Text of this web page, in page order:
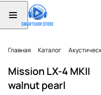
Главная Каталог
Mission LX-4 MKII
walnut pearl